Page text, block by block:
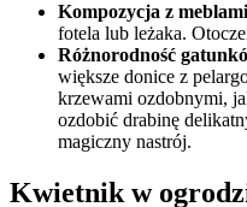
Kompozycja z
fotela lub leżaka.
Różnorodność
większe donice z
krzewami ozdobnymi,
ozdobić drabinę
magiczny nastrój.
Kwietnik w